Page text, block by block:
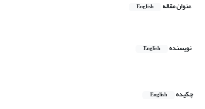
عنوان مقاله English
نویسنده English
چکیده
English